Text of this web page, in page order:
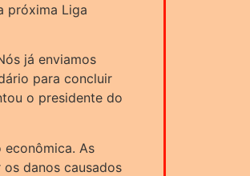
próxima Liga
já enviamos
para concluir
o presidente do
econômica. As
danos causados